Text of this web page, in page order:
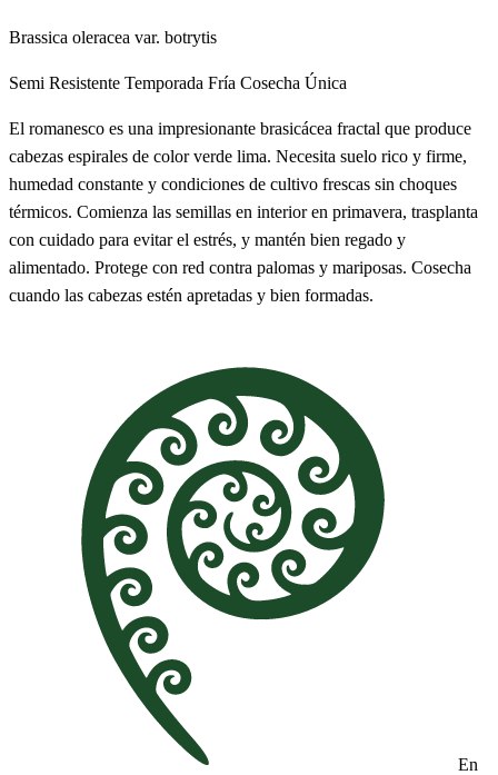
Brassica oleracea var. botrytis
Semi Resistente Temporada Fría Cosecha Única
El romanesco es una impresionante brasicácea fractal que produce
cabezas espirales de color verde lima. Necesita suelo rico y firme,
humedad constante y condiciones de cultivo frescas sin choques
térmicos. Comienza las semillas en interior en primavera, trasplanta
con cuidado para evitar el estrés, y mantén bien regado y
alimentado. Protege con red contra palomas y mariposas. Cosecha
cuando las cabezas estén apretadas y bien formadas.
En